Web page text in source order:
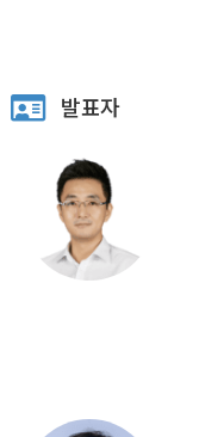
발표자